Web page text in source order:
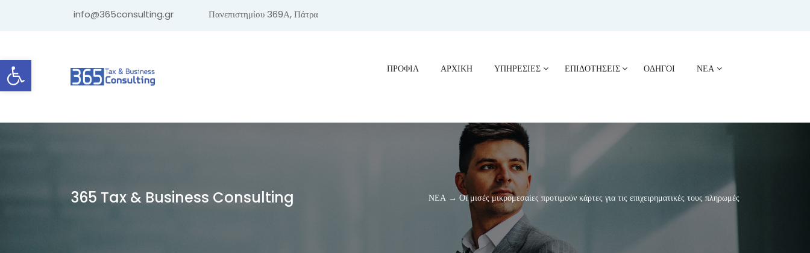
Ανοίξτε τη γραμμή εργαλείων
info@365consulting.gr Πανεπιστημίου 369Α, Πάτρα
ΠΡΟΦΊΛ ΑΡΧΙΚΗ ΥΠΗΡΕΣΙΕΣ ΕΠΙΔΟΤΗΣΕΙΣ ΟΔΗΓΟΙ ΝΕΑ
365 Tax & Business Consulting ΝΕΑ → Οι μισές μικρομεσαίες προτιμούν κάρτες για τις επιχειρηματικές τους πληρωμές